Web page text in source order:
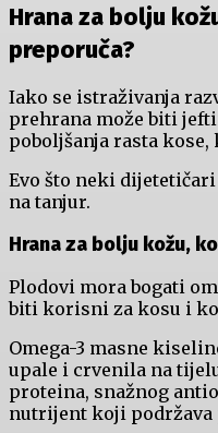
Hrana za bolju
preporuča?
Iako se istraživanja
prehrana može biti
poboljšanja rasta
Evo što neki
na tanjur.
Hrana za bolju kožu,
Plodovi mora bogati
biti korisni za kosu i
Omega-3 masne
upale i crvenila na
proteina, snažnog
nutrijent koji